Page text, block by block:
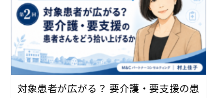
対象患者が広がる？ 要介護・要支援の患